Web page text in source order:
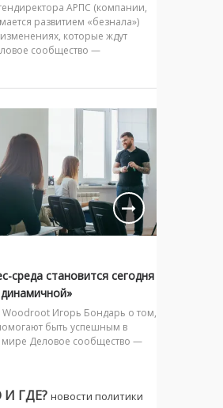
АРПС (компании,
развитием «безнала»)
которые ждут
сообщество —
среда становится сегодня
Woodroot Игорь Бондарь о том,
быть успешным в
Деловое сообщество —
ГДЕ? новости политики